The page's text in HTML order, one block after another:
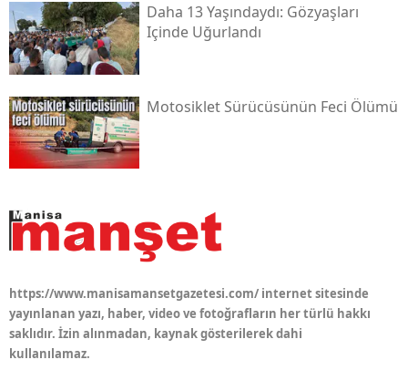
Daha 13 Yaşındaydı: Gözyaşları
Içinde Uğurlandı
Motosiklet Sürücüsünün Feci Ölümü
https://www.manisamansetgazetesi.com/ internet sitesinde
yayınlanan yazı, haber, video ve fotoğrafların her türlü hakkı
saklıdır. İzin alınmadan, kaynak gösterilerek dahi
kullanılamaz.